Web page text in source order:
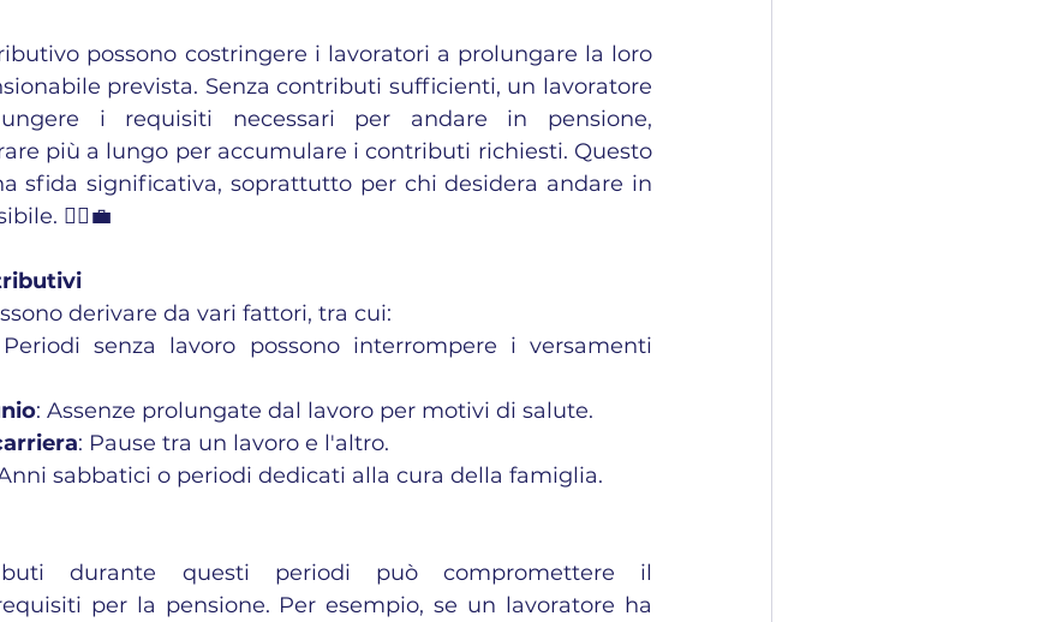
possono costringere i lavoratori a prolungare la loro
prevista. Senza contributi sufficienti, un lavoratore
i requisiti necessari per andare in pensione,
più a lungo per accumulare i contributi richiesti. Questo
sfida significativa, soprattutto per chi desidera andare in
🚶‍♂️💼
derivare da vari fattori, tra cui:
senza lavoro possono interrompere i versamenti
: Assenze prolungate dal lavoro per motivi di salute.
: Pause tra un lavoro e l'altro.
sabbatici o periodi dedicati alla cura della famiglia.
durante questi periodi può compromettere il
per la pensione. Per esempio, se un lavoratore ha